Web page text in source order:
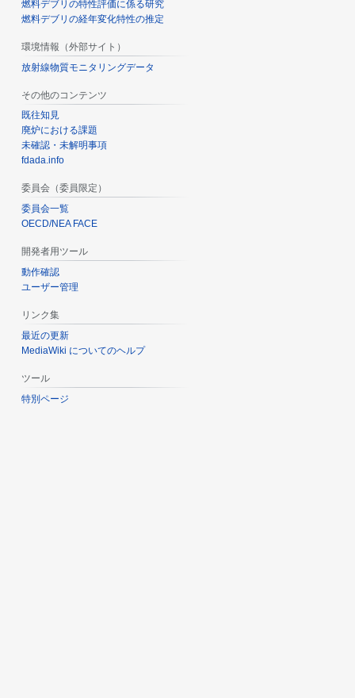
燃料デブリの特性評価に係る研究
燃料デブリの経年変化特性の推定
環境情報（外部サイト）
放射線物質モニタリングデータ
その他のコンテンツ
既往知見
廃炉における課題
未確認・未解明事項
fdada.info
委員会（委員限定）
委員会一覧
OECD/NEA FACE
開発者用ツール
動作確認
ユーザー管理
リンク集
最近の更新
MediaWiki についてのヘルプ
ツール
特別ページ